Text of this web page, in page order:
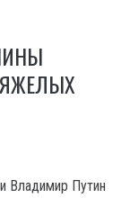
Владимир Путин